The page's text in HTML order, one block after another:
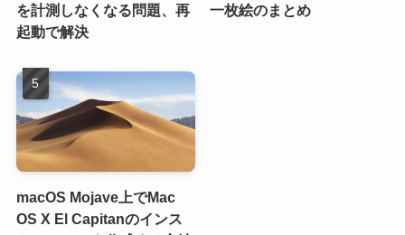
を計測しなくなる問題、再
起動で解決
一枚絵のまとめ
macOS Mojave上でMac
OS X El Capitanのインス